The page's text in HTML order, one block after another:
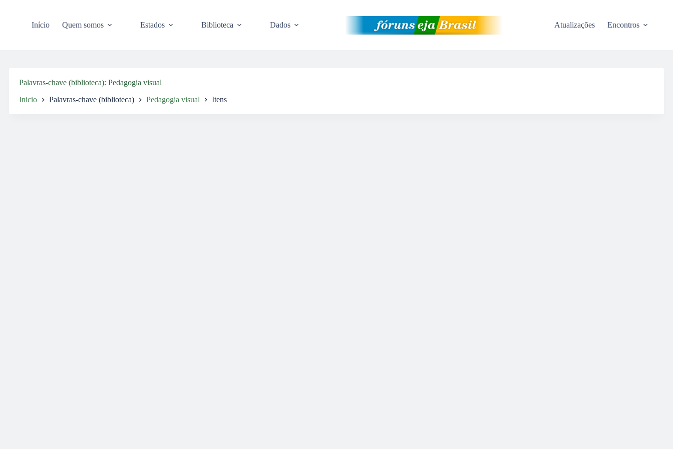
Início Quem somos Estados Biblioteca Dados Atualizações Encontros
Palavras-chave (biblioteca) Pedagogia visual
Inicio Palavras-chave (biblioteca) Pedagogia visual Itens